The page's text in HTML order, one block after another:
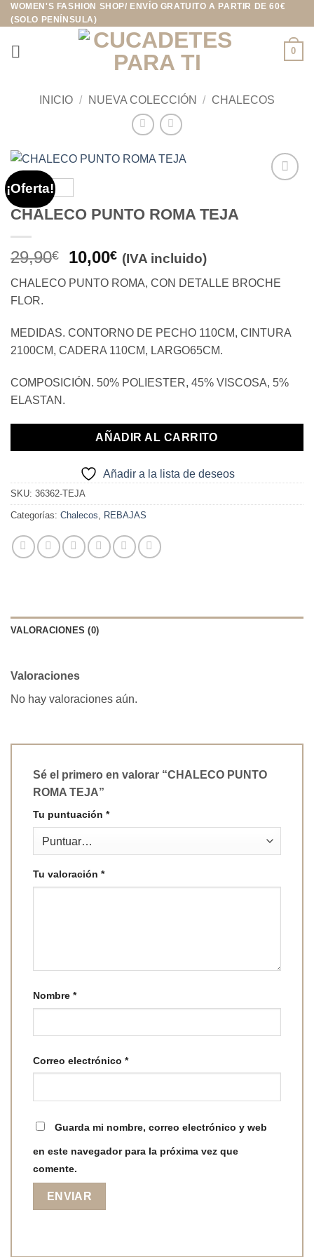
Saltar
al
contenido
WOMEN'S FASHION SHOP/ ENVÍO GRATUITO A PARTIR DE 60€
(SOLO PENÍNSULA)
0
INICIO / NUEVA COLECCIÓN / CHALECOS
¡Oferta!
CHALECO PUNTO ROMA TEJA
29,90€
El
original
29,90€.
10,00€El
actual
10,00€.
(IVA incluido)
CHALECO PUNTO ROMA, CON DETALLE BROCHE
FLOR.
MEDIDAS. CONTORNO DE PECHO 110CM, CINTURA
2100CM, CADERA 110CM, LARGO65CM.
COMPOSICIÓN. 50% POLIESTER, 45% VISCOSA, 5%
ELASTAN.
AÑADIR AL CARRITO
Añadir a la lista de deseos
SKU: 36362-TEJA
Categorías: Chalecos, REBAJAS
VALORACIONES (0)
Valoraciones
No hay valoraciones aún.
Sé el primero en valorar “CHALECO PUNTO
ROMA TEJA”
Tu puntuación *
Tu valoración *
Nombre *
Correo electrónico *
Guarda mi nombre, correo electrónico y web
en este navegador para la próxima vez que
comente.